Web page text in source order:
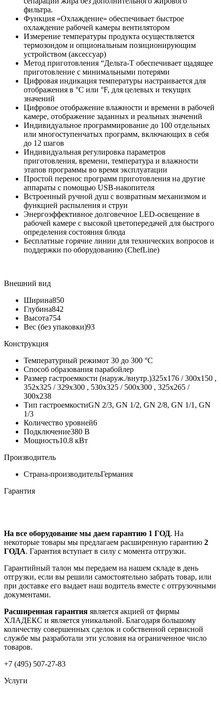
фильтра.
Функция «Охлаждение» обеспечивает быстрое
охлаждение рабочей камеры вентилятором
Измерение температуры продукта осуществляется
термозондом и опциональным позиционирующим
устройством (аксессуар)
Метод приготовления “Дельта-Т обеспечивает щадящее
приготовление с минимальными потерями
Цифровая индикация температуры настраивается для
отображения в °C или °F, для целевых и текущих
значений
Цифровое отображение влажности и времени в рабочей
камере, отображение заданных и реальных значений
Индивидуальное программирование до 100 отдельных
или многоступенчатых программ, включающих в себя
до 12 шагов
Индивидуальная регулировка параметров
приготовления, времени, температура и влажности
этапов программы во время эксплуатации
Простой перенос программ приготовления на другие
аппараты с помощью USB-накопителя
Встроенный ручной душ с возвратным механизмом и
функцией распыления и струи
Энергоэффективное долговечное LED-освещение в
рабочей камере с высокой цветопередачей для быстрого
определения состояния блюда
Бесплатные горячие линии для технических вопросов и
поддержки по оборудованию (ChefLine)
Внешний вид
Ширина850
Глубина842
Высота754
Вес (без упаковки)93
Конструкция
Температурный режимот 30 до 300 °С
Способ образования парабойлер
Размер гастроемкости (наруж./внутр.)325x176 / 300x150 ,
352x325 / 329x300 , 530x325 / 500x300 , 325x265 /
300x238
Тип гастроемкостиGN 2/3, GN 1/2, GN 2/8, GN 1/1, GN
1/3
Количество уровней6
Подключение380 В
Мощность10.8 кВт
Производитель
Страна-производительГермания
Гарантия
На все оборудование мы даем гарантию 1 ГОД. На
некоторые товары мы предлагаем расширенную гарантию 2
ГОДА. Гарантия вступает в силу с момента отгрузки.
Гарантийный талон мы передаем на нашем складе в день
отгрузки, если вы решили самостоятельно забрать товар, или
при доставке его выдает наш водитель вместе с отгрузочными
документами.
Расширенная гарантия является акцией от фирмы
ХЛАДЕКС и является уникальной. Благодаря большому
количеству совершенных сделок и собственной сервисной
службе мы разработали эти условия на ограниченное число
товаров.
+7 (495) 507-27-83
Услуги